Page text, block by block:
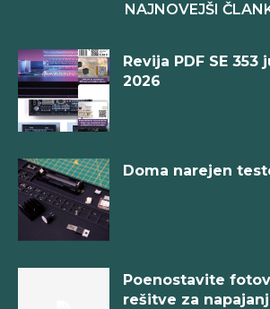
NAJNOVEJŠI
Revija PDF SE
2026
Doma narejen
Poenostavite
rešitve za